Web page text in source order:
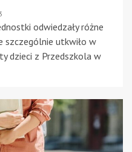
odwiedzały różne
szczególnie utkwiło w
dzieci z Przedszkola w